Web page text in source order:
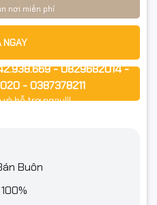
nơi miễn phí
NGAY
- 0829682014 -
- 0387378211
hỗ trợ ngay!!!
Buôn
Nguyên seal
an toàn toàn quốc